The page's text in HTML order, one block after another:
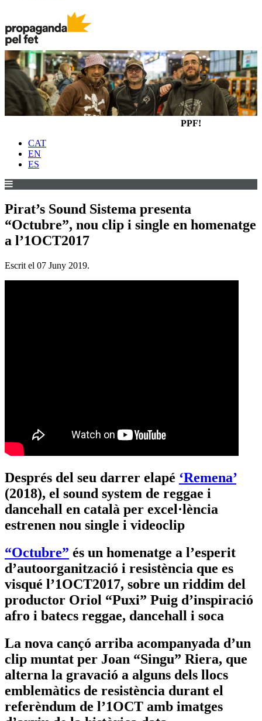
PPF!
CAT
EN
ES
Pirat’s Sound Sistema presenta
“Octubre”, nou clip i single en homenatge
a l’1OCT2017
Escrit el 07 Juny 2019.
Després del seu darrer elapé ‘Remena’
(2018), el sound system de reggae i
dancehall en català per excel·lència
estrenen nou single i videoclip
“Octubre” és un homenatge a l’esperit
d’autoorganització i resistència que es
visqué l’1OCT2017, sobre un riddim del
productor Oriol “Puxi” Puig d’inspiració
afro i batecs reggae, dancehall i soca
La nova cançó arriba acompanyada d’un
clip muntat per Joan “Singu” Riera, que
alterna la gravació a alguns dels llocs
emblemàtics de resistència durant el
referèndum de l’1OCT amb imatges